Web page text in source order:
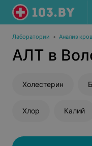
Лаборатории • Анализ
АЛТ в
Холестерин
Хлор Калий